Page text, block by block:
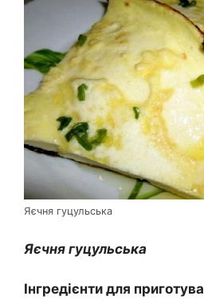
Яєчня гуцульська
Яєчня гуцульська
Інгредієнти для